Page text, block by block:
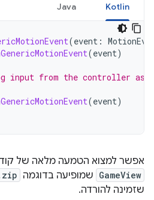
Kotlin
Java
(event :
(event)
input from the controller as
(event)
אפשר למצוא הטמעה מלאה של
GameView שמופיעה בדוגמה
שזמינה להורדה.